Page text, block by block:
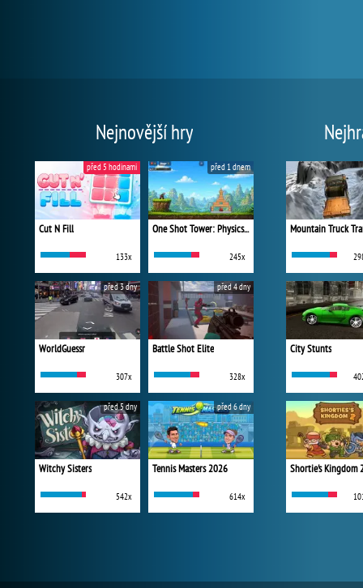
Nejnovější hry
Cut N Fill
133x
před 5 hodinami
One Shot Tower: Physics Destroyer
245x
před 1 dnem
WorldGuessr
307x
před 3 dny
Battle Shot Elite
328x
před 4 dny
Witchy Sisters
542x
před 5 dny
Tennis Masters 2026
614x
před 6 dny
Mountain Truck
City Stunts
Shortie's Kingdom